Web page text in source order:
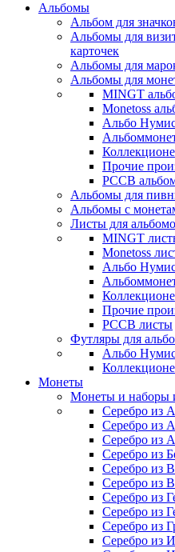
Альбомы
Альбом для
Альбомы для
карточек
Альбомы для
Альбомы для
MINGT
Monetoss
Альбо
Прочие
РССВ
Альбомы для
Альбомы с
Листы для
MINGT
Monetoss
Альбо
Прочие
РССВ листы
Футляры для
Альбо
Монеты
Монеты и наборы
Серебро из
Серебро из
Серебро из
Серебро из
Серебро из
Серебро из
Серебро из
Серебро из
Серебро из
Серебро из